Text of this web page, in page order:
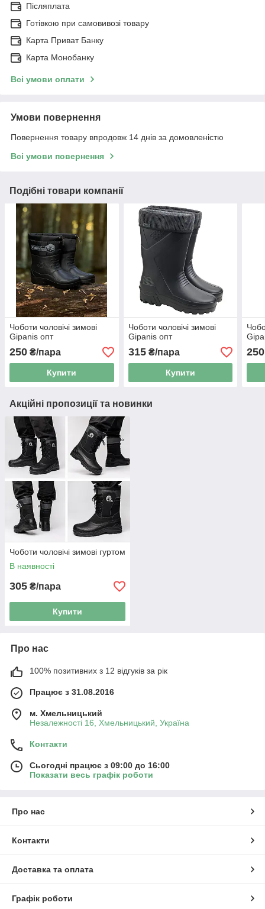
Післяплата
Готівкою при самовивозі товару
Карта Приват Банку
Карта Монобанку
Всі умови оплати
Умови повернення
Повернення товару впродовж 14 днів за домовленістю
Всі умови повернення
Подібні товари компанії
Чоботи чоловічі зимові
Gipanis опт
250 ₴/пара
Купити
Чоботи чоловічі зимові
Gipanis опт
315₴/пара
Купити
250
Акційні пропозиції та новинки
Чоботи чоловічі зимові гуртом
В наявності
305 ₴/пара
Купити
Про нас
100% позитивних з 12 відгуків за рік
Працює з 31.08.2016
м. Хмельницький
Незалежності 16, Хмельницький, Україна
Контакти
Сьогодні працює з 09:00 до 16:00
Показати весь графік роботи
Про нас
Контакти
Доставка та оплата
Графік роботи